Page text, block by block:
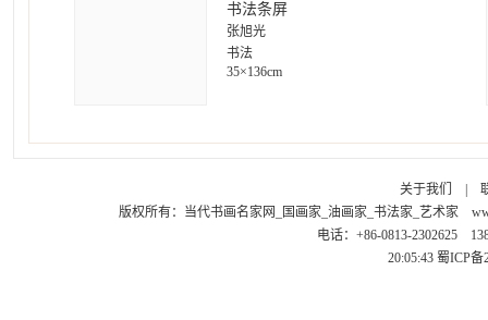
书法条屏
张旭光
书法
35×136cm
关于我们
版权所有： 当代书画名家网_国画家_油画家_书法家_艺术家
电话：+86-0813-2302625
20:05:43 蜀ICP备